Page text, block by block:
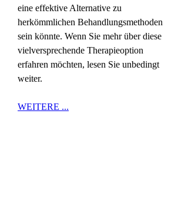
eine effektive Alternative zu
herkömmlichen Behandlungsmethoden
sein könnte. Wenn Sie mehr über diese
vielversprechende Therapieoption
erfahren möchten, lesen Sie unbedingt
weiter.
WEITERE ...